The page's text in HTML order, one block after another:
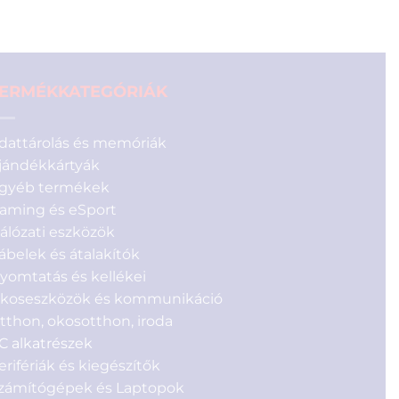
és memóriák
termékek
és eSport
eszközök
és átalakítók
és kellékei
és kommunikáció
okosotthon, iroda
alkatrészek
és kiegészítők
és Laptopok